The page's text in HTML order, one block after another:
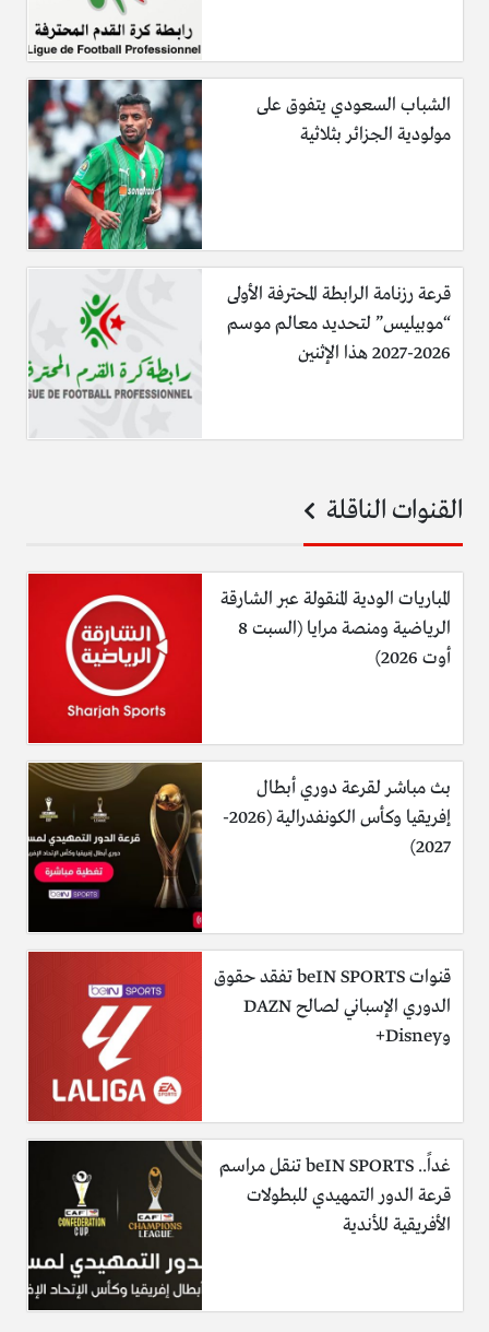
الشباب السعودي يتفوق على
مولودية الجزائر بثلاثية
قرعة رزنامة الرابطة المحترفة الأولى
“موبيليس” لتحديد معالم موسم
2026-2027 هذا الإثنين
القنوات الناقلة
المباريات الودية المنقولة عبر الشارقة
الرياضية ومنصة مرايا (السبت 8
أوت 2026)
بث مباشر لقرعة دوري أبطال
إفريقيا وكأس الكونفدرالية (2026-
2027)
قنوات beIN SPORTS تفقد حقوق
الدوري الإسباني لصالح DAZN
وDisney+
غداً.. beIN SPORTS تنقل مراسم
قرعة الدور التمهيدي للبطولات
الأفريقية للأندية